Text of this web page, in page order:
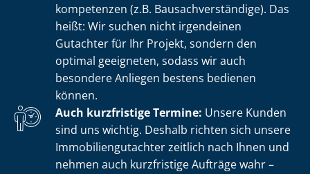
kom­pe­ten­zen (z.B. Bau­sach­ver­stän­di­ge). Das
heißt: Wir suchen nicht irgendeinen
Gutachter für Ihr Projekt, sondern den
optimal geeigneten, sodass wir auch
besondere Anliegen bestens bedienen
können.
Auch kurzfristige Termine: Unsere Kunden
sind uns wichtig. Deshalb richten sich unsere
Im­mo­bi­li­en­gut­ach­ter zeitlich nach Ihnen und
nehmen auch kurzfristige Aufträge wahr –